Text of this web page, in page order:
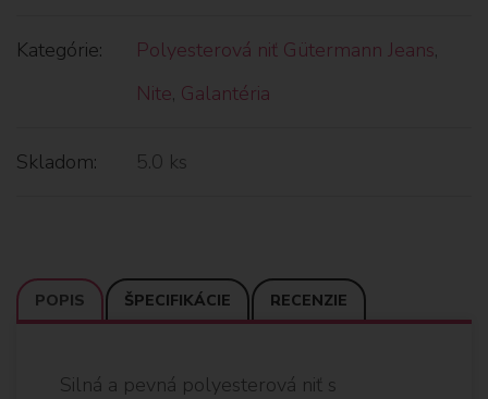
Kategórie: Polyesterová niť Gütermann Jeans,
Nite, Galantéria
Skladom: 5.0 ks
POPIS ŠPECIFIKÁCIE RECENZIE
Silná a pevná polyesterová niť s